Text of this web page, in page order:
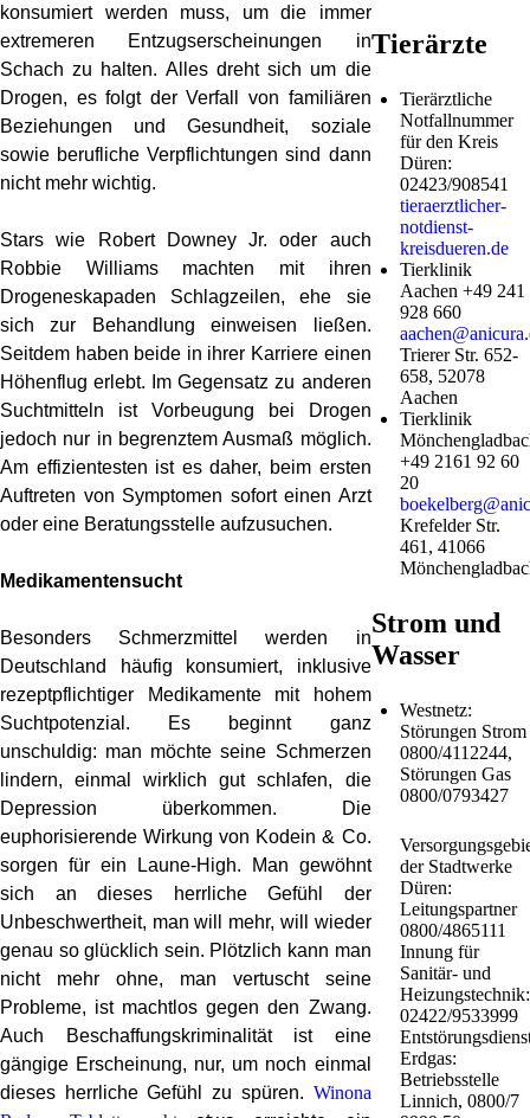
konsumiert werden muss, um die immer
extremeren Entzugserscheinungen in
Schach zu halten. Alles dreht sich um die
Drogen, es folgt der Verfall von familiären
Beziehungen und Gesundheit, soziale
sowie berufliche Verpflichtungen sind dann
nicht mehr wichtig.
Stars wie Robert Downey Jr. oder auch
Robbie Williams machten mit ihren
Drogeneskapaden Schlagzeilen, ehe sie
sich zur Behandlung einweisen ließen.
Seitdem haben beide in ihrer Karriere einen
Höhenflug erlebt. Im Gegensatz zu anderen
Suchtmitteln ist Vorbeugung bei Drogen
jedoch nur in begrenztem Ausmaß möglich.
Am effizientesten ist es daher, beim ersten
Auftreten von Symptomen sofort einen Arzt
oder eine Beratungsstelle aufzusuchen.
Medikamentensucht
Besonders Schmerzmittel werden in
Deutschland häufig konsumiert, inklusive
rezeptpflichtiger Medikamente mit hohem
Suchtpotenzial. Es beginnt ganz
unschuldig: man möchte seine Schmerzen
lindern, einmal wirklich gut schlafen, die
Depression überkommen. Die
euphorisierende Wirkung von Kodein & Co.
sorgen für ein Laune-High. Man gewöhnt
sich an dieses herrliche Gefühl der
Unbeschwertheit, man will mehr, will wieder
genau so glücklich sein. Plötzlich kann man
nicht mehr ohne, man vertuscht seine
Probleme, ist machtlos gegen den Zwang.
Auch Beschaffungskriminalität ist eine
gängige Erscheinung, nur, um noch einmal
dieses herrliche Gefühl zu spüren. Winona
Tierärzte
Tierärztliche
Notfallnummer
für den Kreis
Düren:
02423/908541
tieraerztlicher-
notdienst-
kreisdueren.de
Tierklinik
Aachen +49 241
928 660
Trierer Str. 652-
658, 52078
Aachen
Tierklinik
+49 2161 92 60
20
Krefelder Str.
461, 41066
Strom und
Wasser
Westnetz:
Störungen Strom
0800/4112244,
Störungen Gas
0800/0793427
der Stadtwerke
Düren:
Leitungspartner
0800/4865111
Innung für
Sanitär- und
Heizungstechnik:
02422/9533999
Erdgas:
Betriebsstelle
Linnich, 0800/7